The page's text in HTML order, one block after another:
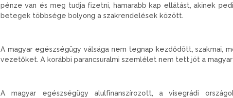
pénze van és meg tudja fizetni, hamarabb kap ellátást, akinek
betegek többsége bolyong a szakrendelések között.
A magyar egészségügy válsága nem tegnap kezdődött, szakmai,
vezetőket. A korábbi parancsuralmi szemlélet nem tett jót a
A magyar egészségügy alulfinanszírozott, a visegrádi